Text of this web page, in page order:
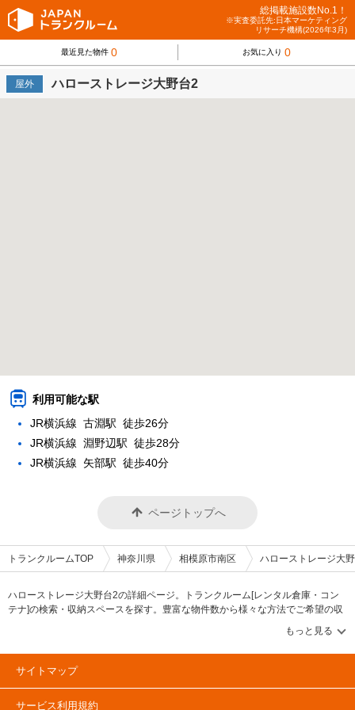
総掲載施設数No.1！
※実査委託先:日本マーケティング
リサーチ機構(2026年3月)
最近見た物件 0 お気に入り 0
屋外 ハローストレージ大野台2
利用可能な駅
JR横浜線 古淵駅 徒歩26分
JR横浜線 淵野辺駅 徒歩28分
JR横浜線 矢部駅 徒歩40分
ページトップへ
トランクルームTOP 神奈川県 相模原市南区 ハローストレージ大
ハローストレージ大野台2の詳細ページ。トランクルーム[レンタル倉庫・コン
テナ]の検索・収納スペースを探す。豊富な物件数から様々な方法でご希望の収
納スペースを簡単に探せるトランクルーム情報サイトです。ハローストレージ
大野台2の住所・最寄りの駅、物件タイプのご紹介や料金表、お得なキャンペー
ン情報もあります。気になる物件タイプを見つけたら、メールか電話でお問合
せが可能です（無料）。
サイトマップ
サービス利用規約